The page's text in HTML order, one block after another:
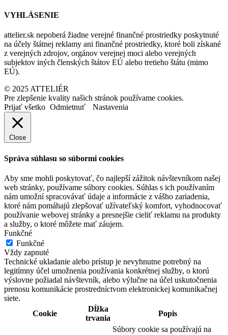
VYHLÁSENIE
attelier.sk nepoberá žiadne verejné finančné prostriedky poskytnuté
na účely štátnej reklamy ani finančné prostriedky, ktoré boli získané
z verejných zdrojov, orgánov verejnej moci alebo verejných
subjektov iných členských štátov EÚ alebo tretieho štátu (mimo
EÚ).
© 2025 ATTELIÉR
Pre zlepšenie kvality našich stránok používame cookies.
Prijať všetko Odmietnuť Nastavenia
Close
Správa súhlasu so súbormi cookies
Aby sme mohli poskytovať, čo najlepší zážitok návštevníkom našej
web stránky, používame súbory cookies. Súhlas s ich používaním
nám umožní spracovávať údaje a informácie z vášho zariadenia,
ktoré nám pomáhajú zlepšovať užívateľský komfort, vyhodnocovať
používanie webovej stránky a presnejšie cieliť reklamu na produkty
a služby, o ktoré môžete mať záujem.
Funkčné
Funkčné
Vždy zapnuté
Technické ukladanie alebo prístup je nevyhnutne potrebný na
legitímny účel umožnenia používania konkrétnej služby, o ktorú
výslovne požiadal návštevník, alebo výlučne na účel uskutočnenia
prenosu komunikácie prostredníctvom elektronickej komunikačnej
siete.
Cookie
Dĺžka
trvania
Popis
Súbory cookie sa používajú na